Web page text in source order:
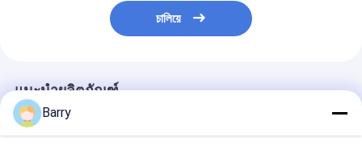
চালিয়ে
แนะนำผลิตภัณฑ์
Barry